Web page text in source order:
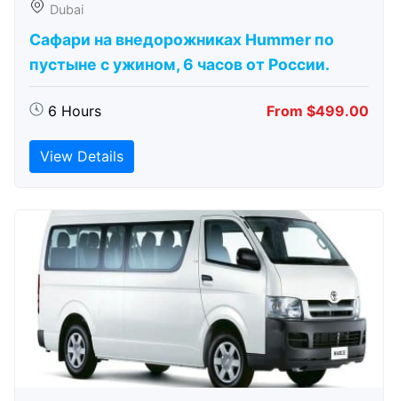
Dubai
Сафари на внедорожниках Hummer по
пустыне с ужином, 6 часов от России.
6 Hours From $499.00
View Details